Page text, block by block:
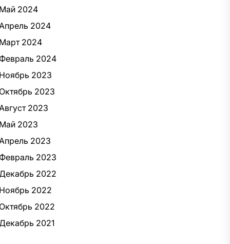
Май 2024
2024
Март 2024
Февраль 2024
Ноябрь 2023
Октябрь 2023
2023
Май 2023
2023
Февраль 2023
2022
Ноябрь 2022
Октябрь 2022
2021